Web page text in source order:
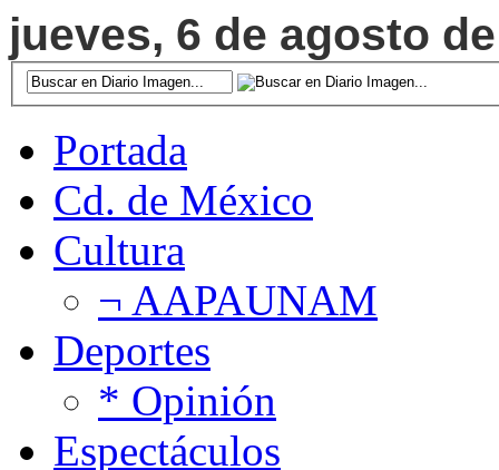
jueves, 6 de agosto
Portada
Cd. de México
Cultura
¬ AAPAUNAM
Deportes
* Opinión
Espectáculos